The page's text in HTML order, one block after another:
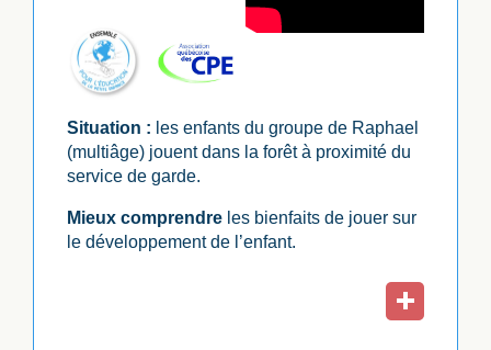
Situation : les enfants du groupe de Raphael
(multiâge) jouent dans la forêt à proximité du
service de garde.
Mieux comprendre les bienfaits de jouer sur
le développement de l’enfant.